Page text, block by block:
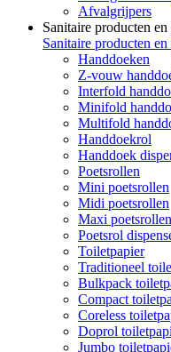
Afvalgrijpers
Sanitaire producten
Sanitaire producten
Handdoeken
Z-vouw
Interfold
Minifold
Multifold
Handdoekrol
Handdoek
Poetsrollen
Mini poetsrollen
Midi poetsrollen
Maxi poetsrollen
Poetsrol
Toiletpapier
Traditioneel
Bulkpack
Compact
Coreless
Doprol
Jumbo